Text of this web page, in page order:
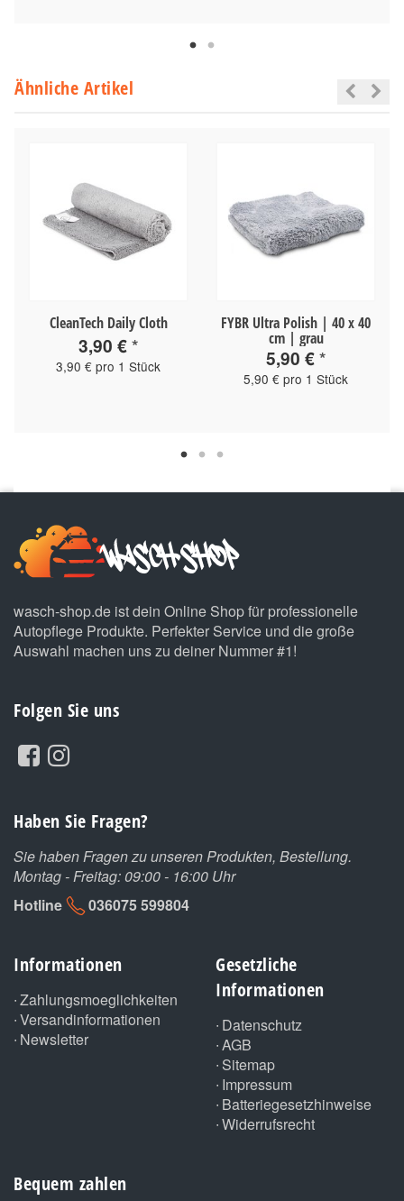
Ähnliche Artikel
CleanTech Daily Cloth
3,90 €*
3,90 € pro 1 Stück
FYBR Ultra Polish | 40 x 40
cm | grau
5,90 €*
5,90 € pro 1 Stück
wasch-shop.de ist dein Online Shop für professionelle
Autopflege Produkte. Perfekter Service und die große
Auswahl machen uns zu deiner Nummer #1!
Folgen Sie uns
Haben Sie Fragen?
Sie haben Fragen zu unseren Produkten, Bestellung.
Montag - Freitag: 09:00 - 16:00 Uhr
Hotline
036075 599804
Informationen
Zahlungsmoeglichkeiten
Versandinformationen
Newsletter
Gesetzliche
Informationen
Datenschutz
AGB
Sitemap
Impressum
Batteriegesetzhinweise
Widerrufsrecht
Bequem zahlen